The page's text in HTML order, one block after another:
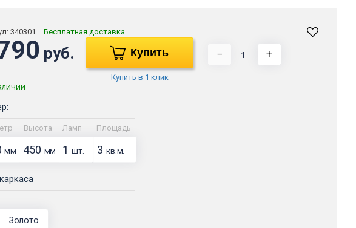
340301 Бесплатная доставка
руб. Купить
Купить в 1 клик
− +
Высота Ламп Площадь
мм 450 мм 1 шт. 3 кв.м.
Золото